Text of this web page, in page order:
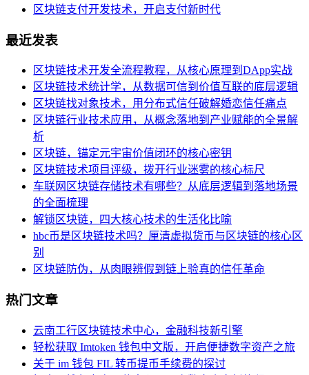
区块链支付开发技术，开启支付新时代
最近发表
区块链技术开发全流程教程，从核心原理到DApp实战
区块链技术统计学，从数据可信到价值互联的底层逻辑
区块链找对象技术，用分布式信任破解婚恋信任痛点
区块链行业技术应用，从概念落地到产业赋能的全景解
析
区块链，锚定元宇宙价值闭环的核心密钥
区块链技术项目评级，拨开行业迷雾的核心标尺
车联网区块链存储技术有哪些？从底层逻辑到落地场景
的全面梳理
解锁区块链，四大核心技术的生活化比喻
hbc币是区块链技术吗？厘清虚拟货币与区块链的核心区
别
区块链防伪，从肉眼辨假到链上验真的信任革命
热门文章
云南工行区块链技术中心，金融科技新引擎
轻松获取 Imtoken 钱包中文版，开启便捷数字资产之旅
关于 im 钱包 FIL 转币提币手续费的探讨